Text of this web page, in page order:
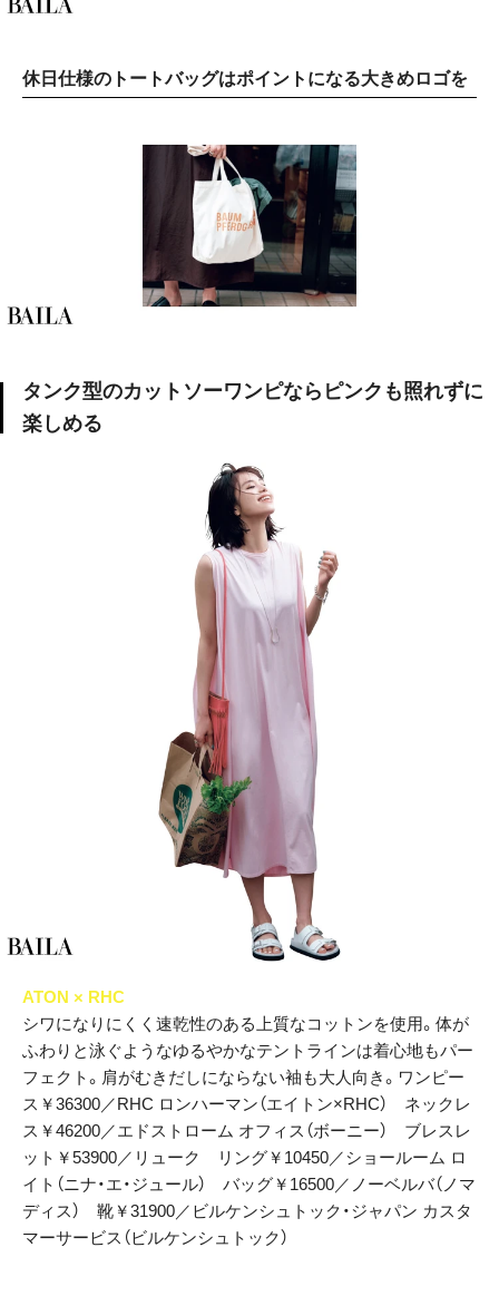
休日仕様のトートバッグはポイントになる大きめロゴを
タンク型のカットソーワンピならピンクも照れずに
楽しめる
ATON × RHC
シワになりにくく速乾性のある上質なコットンを使用。体が
ふわりと泳ぐようなゆるやかなテントラインは着心地もパー
フェクト。肩がむきだしにならない袖も大人向き。ワンピー
ス￥36300／RHC ロンハーマン（エイトン×RHC） ネックレ
ス￥46200／エドストローム オフィス（ボーニー） ブレスレ
ット￥53900／リューク リング￥10450／ショールーム ロ
イト（ニナ・エ・ジュール） バッグ￥16500／ノーベルバ（ノマ
ディス） 靴￥31900／ビルケンシュトック・ジャパン カスタ
マーサービス（ビルケンシュトック）